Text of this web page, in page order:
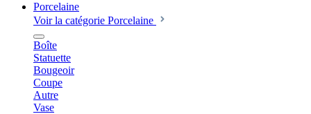
Porcelaine
Voir la catégorie Porcelaine
Boîte
Statuette
Bougeoir
Coupe
Autre
Vase